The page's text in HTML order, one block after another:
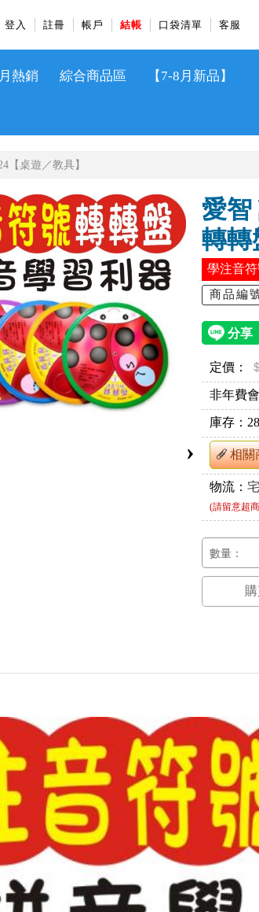
登入 註冊 帳戶 結帳 口袋清單 客服
熱銷 綜合商品區 【7-8月新品】
【桌遊／教具】
›
愛智
轉轉
學注音
商品編
定價：
非年費
庫存： 28
相關
物流：
(請留意超
數量：